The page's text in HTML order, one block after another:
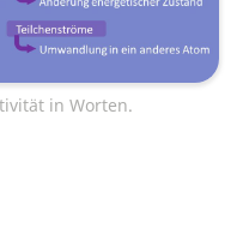
in Worten.